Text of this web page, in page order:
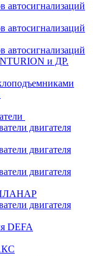
автосигнализаций
автосигнализаций
автосигнализаций
и ДР.
двигателя
двигателя
двигателя
ПЛАНАР
двигателя
DEFA